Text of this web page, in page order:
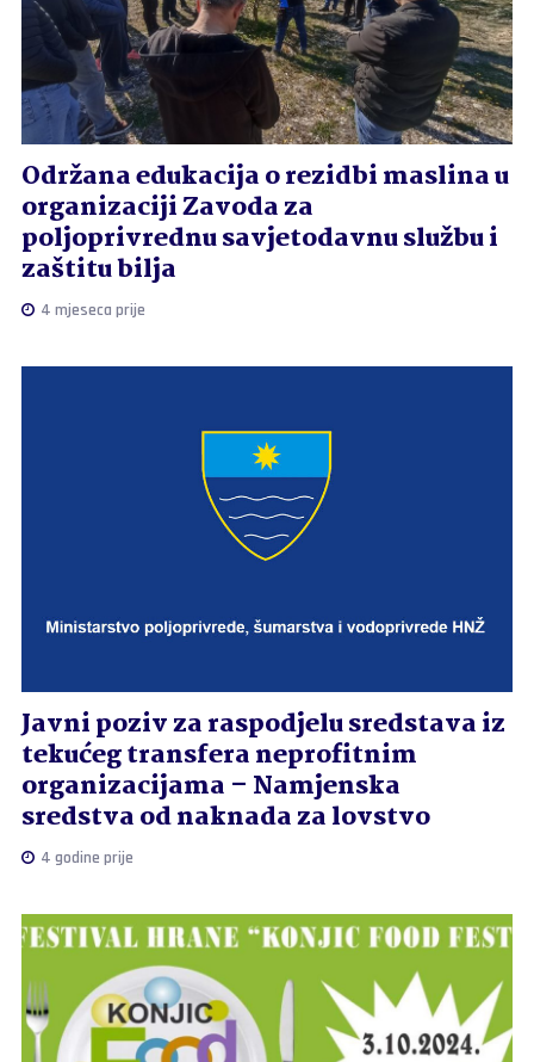
Održana edukacija o rezidbi maslina u
organizaciji Zavoda za
poljoprivrednu savjetodavnu službu i
zaštitu bilja
4 mjeseca prije
Javni poziv za raspodjelu sredstava iz
tekućeg transfera neprofitnim
organizacijama – Namjenska
sredstva od naknada za lovstvo
4 godine prije